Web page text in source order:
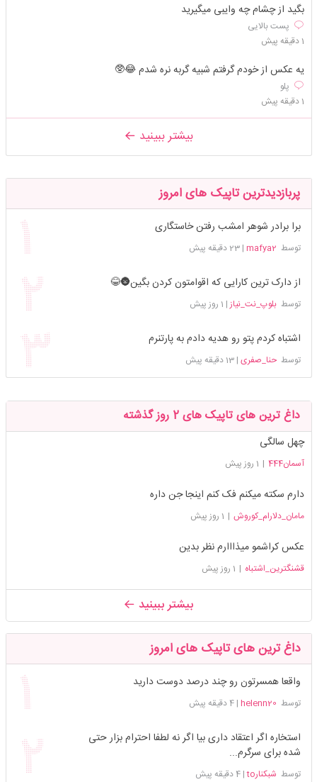
بگید از چشام چه وایبی میگیرید
پست بالایی
1 دقیقه پیش
یه عکس از خودم گرفتم شبیه گربه نره شدم 😂🥸
پلو
1 دقیقه پیش
بیشتر ببینید
پربازدیدترین تاپیک های امروز
برا برادر شوهر امشب رفتن خاستگاری
توسط mafya2
|23 دقیقه پیش
از دارک ترین کارایی که اقوامتون کردن بگین🌚😂
توسطبلوپ_نت_نیاز | 1 روز پیش
اشتباه کردم پتو رو هدیه دادم به پارتنرم
توسطحنا_صفری |13 دقیقه پیش
داغ ترین های تاپیک های 2 روز گذشته
چهل سالگی
آسمان444 | 1 روز پیش
دارم سکته میکنم فک کنم اینجا جن داره
مامان_دلارام_کوروش | 1 روز پیش
عکس کراشمو میذااارم نظر بدین
قشنگترین_اشتباه | 1 روز پیش
بیشتر ببینید
داغ ترین های تاپیک های امروز
واقعا همسرتون رو چند درصد دوست دارید
توسط helenn20
|4 دقیقه پیش
استخاره اگر اعتقاد داری بیا اگر نه لطفا احترام بزار حتی
شده برای سرگرم...
توسط شبکنارto |4 دقیقه پیش